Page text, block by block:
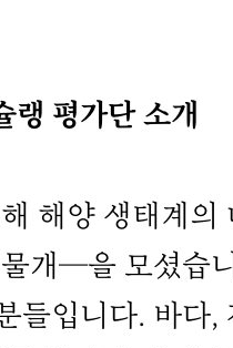
랭 평가단 소개
해양 생태계
개―을 모셨습
들입니다. 바다